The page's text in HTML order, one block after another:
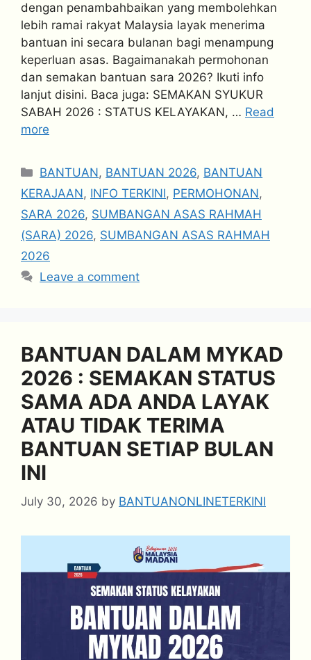
dengan penambahbaikan yang membolehkan
lebih ramai rakyat Malaysia layak menerima
bantuan ini secara bulanan bagi menampung
keperluan asas. Bagaimanakah permohonan
dan semakan bantuan sara 2026? Ikuti info
lanjut disini. Baca juga: SEMAKAN SYUKUR
SABAH 2026 : STATUS KELAYAKAN, … Read
more
Categories
BANTUAN, BANTUAN 2026, BANTUAN
KERAJAAN, INFO TERKINI, PERMOHONAN,
SARA 2026, SUMBANGAN ASAS RAHMAH
(SARA) 2026, SUMBANGAN ASAS RAHMAH
2026
Leave a comment
BANTUAN DALAM MYKAD
2026 : SEMAKAN STATUS
SAMA ADA ANDA LAYAK
ATAU TIDAK TERIMA
BANTUAN SETIAP BULAN
INI
July 30, 2026 by BANTUANONLINETERKINI